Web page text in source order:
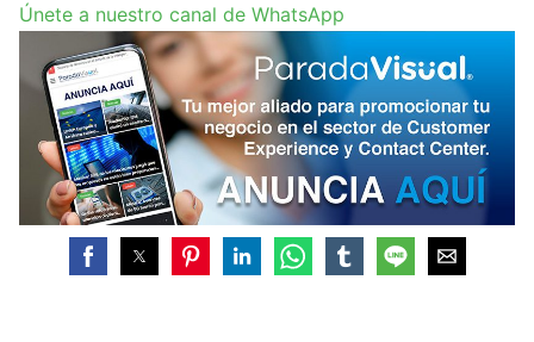
Únete a nuestro canal de WhatsApp